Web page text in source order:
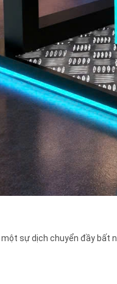
sự dịch chuyển đầy